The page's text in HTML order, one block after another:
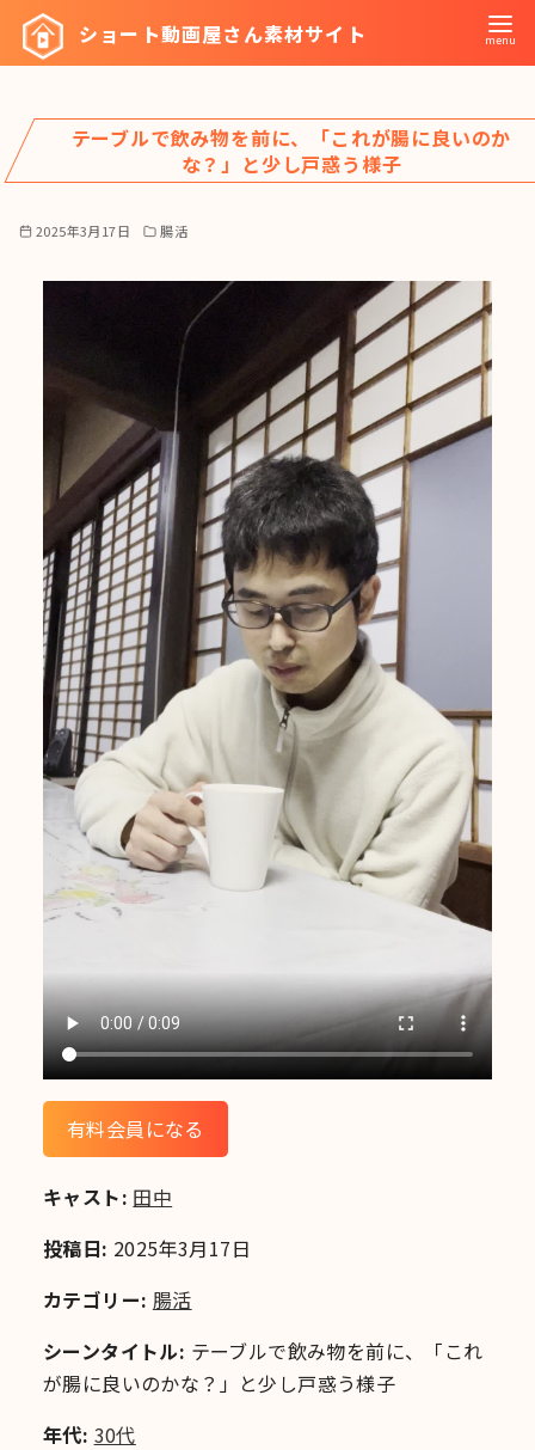
ツ
へ
ショート動画屋さん素材サイト
テーブルで飲み物を前に、「これが腸に良いのか
な？」と少し戸惑う様子
2025年3月17日 腸活
有料会員になる
キャスト: 田中
投稿日: 2025年3月17日
カテゴリー: 腸活
シーンタイトル: テーブルで飲み物を前に、「これ
が腸に良いのかな？」と少し戸惑う様子
年代: 30代